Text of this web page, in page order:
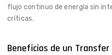
flujo continuo de energía sin
críticas.
Beneficios de un